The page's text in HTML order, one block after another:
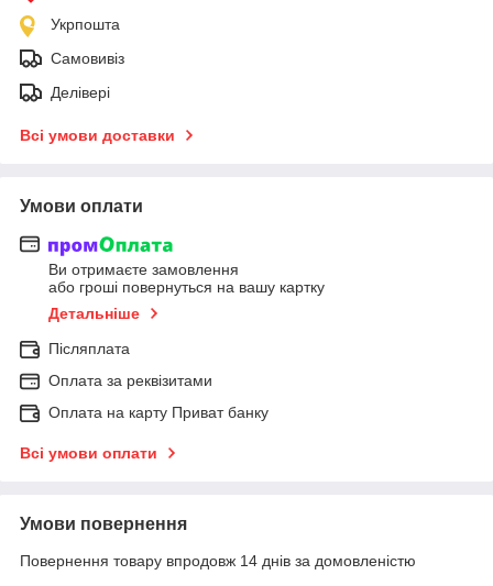
Укрпошта
Самовивіз
Делівері
Всі умови доставки
Умови оплати
Ви отримаєте замовлення
або гроші повернуться на вашу картку
Детальніше
Післяплата
Оплата за реквізитами
Оплата на карту Приват банку
Всі умови оплати
Умови повернення
Повернення товару впродовж 14 днів за домовленістю